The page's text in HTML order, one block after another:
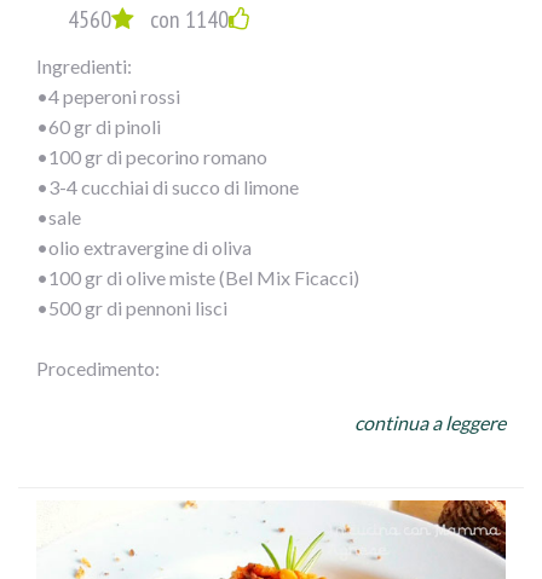
4560 con 1140
Ingredienti:
•4 peperoni rossi
•60 gr di pinoli
•100 gr di pecorino romano
•3-4 cucchiai di succo di limone
•sale
•olio extravergine di oliva
•100 gr di olive miste (Bel Mix Ficacci)
•500 gr di pennoni lisci
Procedimento:
eliminare i semi e frullali a crema. Tosta i pinoli e tritali.
Cuoci i pennoni secondo le istruzioni sulla confezione,
scolali e ripassali nel condimento appena preparato
continua a leggere